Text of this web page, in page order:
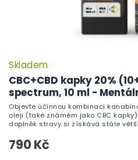
CBC+CBD kapky 20%
spectrum, 10 ml -
Skladem
790 Kč
Objevte účinnou kombinaci
oleji (také známém jako CBC
doplněk stravy si získává stále